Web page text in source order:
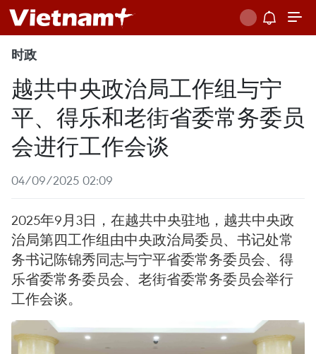
时政
越共中央政治局工作组与宁
平、得乐和老街省委常务委员
会进行工作会谈
04/09/2025 02:09
2025年9月3日，在越共中央驻地，越共中央政
治局第四工作组由中央政治局委员、书记处常
务书记陈锦秀同志与宁平省委常务委员会、得
乐省委常务委员会、老街省委常务委员会举行
工作会谈。